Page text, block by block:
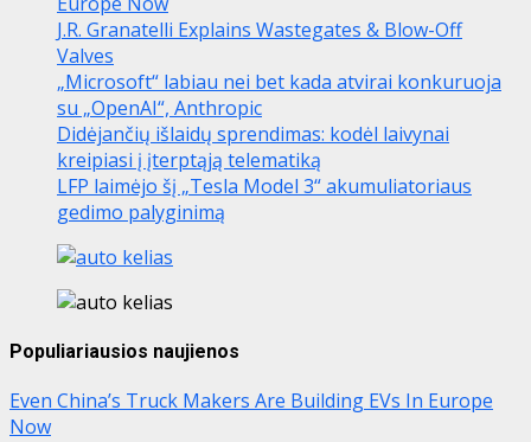
J.R. Granatelli Explains Wastegates & Blow-Off
Valves
„Microsoft“ labiau nei bet kada atvirai konkuruoja
su „OpenAI“, Anthropic
Didėjančių išlaidų sprendimas: kodėl laivynai
kreipiasi į įterptąją telematiką
LFP laimėjo šį „Tesla Model 3“ akumuliatoriaus
gedimo palyginimą
Populiariausios naujienos
Even China’s Truck Makers Are Building EVs In Europe
Now